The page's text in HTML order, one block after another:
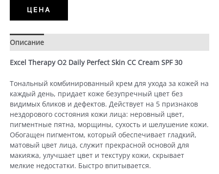
крем
дневной
бежевый
SPF-
30
(50
ml)
ЦЕНА
Описание
Excel Therapy O2 Daily Perfeсt Skin CС Cream SPF 30
Тональный комбинированный крем для ухода за кожей на
каждый день, придает коже безупречный цвет без
видимых бликов и дефектов. Действует на 5 признаков
нездорового состояния кожи лица: неровный цвет,
пигментные пятна, морщины, сухость и шелушение кожи.
Обогащен пигментом, который обеспечивает гладкий,
матовый цвет лица, служит прекрасной основой для
макияжа, улучшает цвет и текстуру кожи, скрывает
мелкие недостатки. Быстро впитывается.